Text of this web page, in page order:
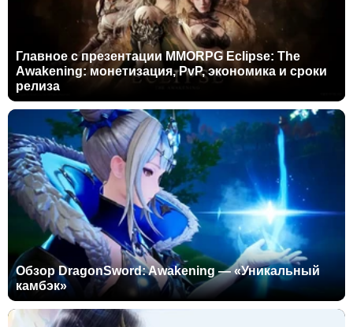
Главное с презентации MMORPG Eclipse: The
Awakening: монетизация, PvP, экономика и сроки
релиза
Обзор DragonSword: Awakening — «Уникальный
камбэк»